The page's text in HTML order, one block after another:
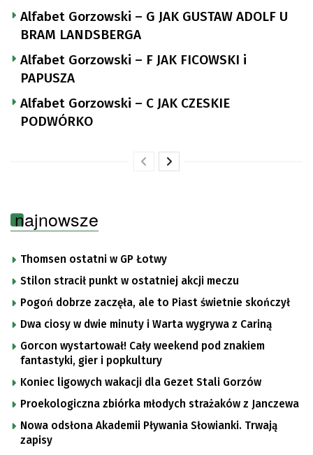
Alfabet Gorzowski – G JAK GUSTAW ADOLF U
BRAM LANDSBERGA
Alfabet Gorzowski – F JAK FICOWSKI i
PAPUSZA
Alfabet Gorzowski – C JAK CZESKIE
PODWÓRKO
najnowsze
Thomsen ostatni w GP Łotwy
Stilon stracił punkt w ostatniej akcji meczu
Pogoń dobrze zaczęła, ale to Piast świetnie skończył
Dwa ciosy w dwie minuty i Warta wygrywa z Cariną
Gorcon wystartował! Cały weekend pod znakiem
fantastyki, gier i popkultury
Koniec ligowych wakacji dla Gezet Stali Gorzów
Proekologiczna zbiórka młodych strażaków z Janczewa
Nowa odsłona Akademii Pływania Słowianki. Trwają
zapisy